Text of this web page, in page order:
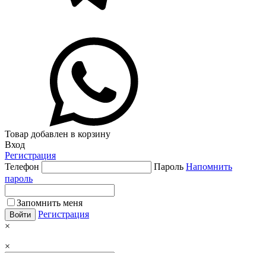
Товар добавлен в корзину
Вход
Регистрация
Телефон
Пароль Напомнить
пароль
Запомнить меня
Регистрация
×
×